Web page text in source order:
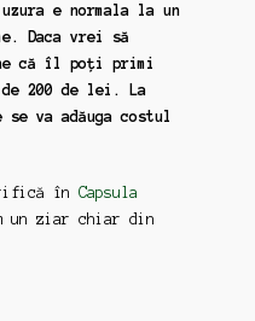
e normala la un
Daca vrei să
că îl poți primi
de 200 de lei. La
se va adăuga costul
în Capsula
un ziar chiar din